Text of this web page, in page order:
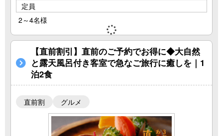
定員
2～4名様
【直前割引】直前のご予約でお得に◆大自然
と露天風呂付き客室で急なご旅行に癒しを｜1
泊2食
直前割 グルメ